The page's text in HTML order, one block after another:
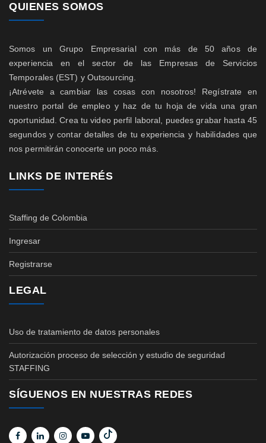
QUIENES SOMOS
Somos un Grupo Empresarial con más de 50 años de
experiencia en el sector de las Empresas de Servicios
Temporales (EST) y Outsourcing.
¡Atrévete a cambiar las cosas con nosotros! Regístrate en
nuestro portal de empleo y haz de tu hoja de vida una gran
oportunidad. Crea tu video perfil laboral, puedes grabar hasta 45
segundos y contar detalles de tu experiencia y habilidades que
nos permitirán conocerte un poco más.
LINKS DE INTERÉS
Staffing de Colombia
Ingresar
Registrarse
LEGAL
Uso de tratamiento de datos personales
Autorización proceso de selección y estudio de seguridad
STAFFING
SÍGUENOS EN NUESTRAS REDES